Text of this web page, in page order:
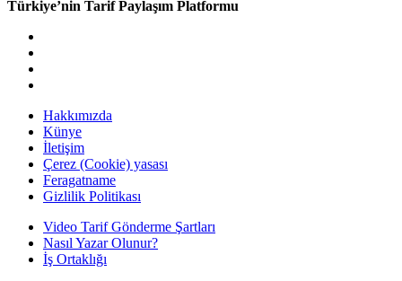
Türkiye’nin Tarif Paylaşım Platformu
bakım
sabitleme
Hakkımızda
Künye
İletişim
Çerez (Cookie) yasası
Feragatname
Gizlilik Politikası
Video Tarif Gönderme Şartları
Nasıl Yazar Olunur?
İş Ortaklığı